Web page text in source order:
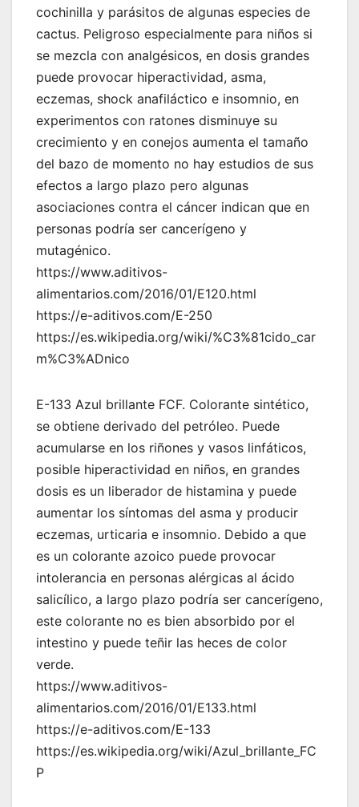
cochinilla y parásitos de algunas especies de
cactus. Peligroso especialmente para niños si
se mezcla con analgésicos, en dosis grandes
puede provocar hiperactividad, asma,
eczemas, shock anafiláctico e insomnio, en
experimentos con ratones disminuye su
crecimiento y en conejos aumenta el tamaño
del bazo de momento no hay estudios de sus
efectos a largo plazo pero algunas
asociaciones contra el cáncer indican que en
personas podría ser cancerígeno y
mutagénico.
https://www.aditivos-
alimentarios.com/2016/01/E120.html
https://e-aditivos.com/E-250
https://es.wikipedia.org/wiki/%C3%81cido_car
m%C3%ADnico
E-133 Azul brillante FCF. Colorante sintético,
se obtiene derivado del petróleo. Puede
acumularse en los riñones y vasos linfáticos,
posible hiperactividad en niños, en grandes
dosis es un liberador de histamina y puede
aumentar los síntomas del asma y producir
eczemas, urticaria e insomnio. Debido a que
es un colorante azoico puede provocar
intolerancia en personas alérgicas al ácido
salicílico, a largo plazo podría ser cancerígeno,
este colorante no es bien absorbido por el
intestino y puede teñir las heces de color
verde.
https://www.aditivos-
alimentarios.com/2016/01/E133.html
https://e-aditivos.com/E-133
https://es.wikipedia.org/wiki/Azul_brillante_FC
P